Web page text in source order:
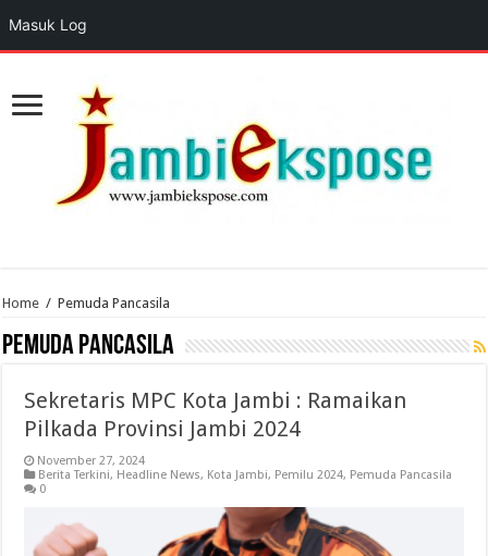
Home / Pemuda Pancasila
Pemuda Pancasila
Sekretaris MPC Kota Jambi : Ramaikan
Pilkada Provinsi Jambi 2024
November 27, 2024
Berita Terkini, Headline News, Kota Jambi, Pemilu 2024, Pemuda Pancasila
0
Masuk Log